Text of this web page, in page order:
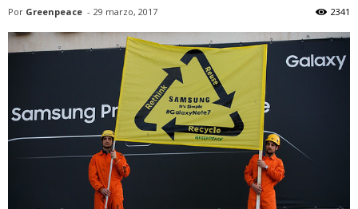
Por Greenpeace - 29 marzo, 2017 2341